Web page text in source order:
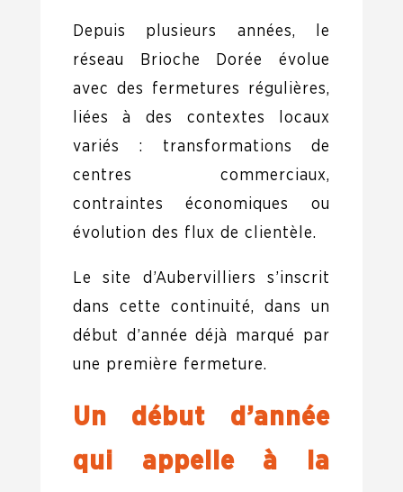
Depuis plusieurs années, le
réseau Brioche Dorée évolue
avec des fermetures régulières,
liées à des contextes locaux
variés : transformations de
centres commerciaux,
contraintes économiques ou
évolution des flux de clientèle.
Le site d’Aubervilliers s’inscrit
dans cette continuité, dans un
début d’année déjà marqué par
une première fermeture.
Un début d’année
qui appelle à la